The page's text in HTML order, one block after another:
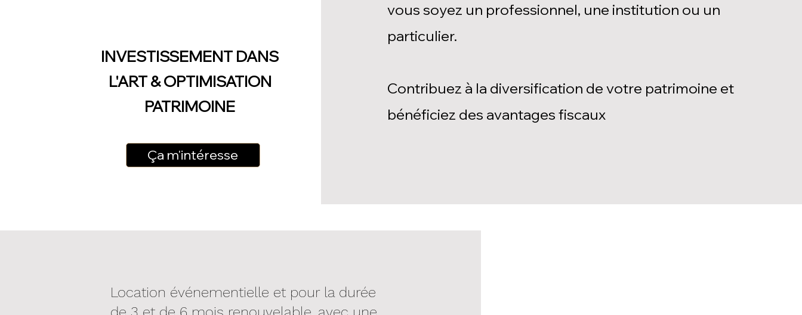
INVESTISSEMENT DANS
L'ART & OPTIMISATION
PATRIMOINE
Ça m'intéresse
vous soyez un professionnel, une institution ou un
particulier.​
Contribuez à la diversification de votre patrimoine et
bénéficiez des avantages fiscaux
Location événementielle et pour la durée